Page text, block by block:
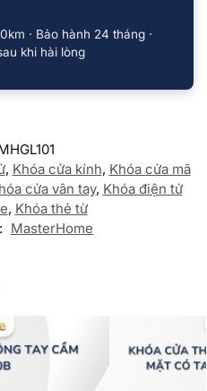
· Bảo hành 24 tháng ·
khi hài lòng
, Khóa cửa kính, Khóa cửa mã
cửa vân tay, Khóa điện tử
, Khóa thẻ từ
MasterHome